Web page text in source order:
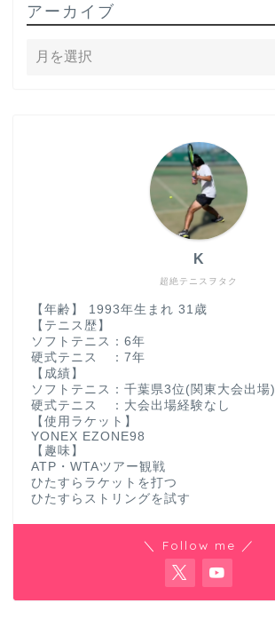
アーカイブ
超絶テニスヲタク
K
【年齢】 1993年生まれ 31歳
【テニス歴】
ソフトテニス：6年
硬式テニス ：7年
【成績】
ソフトテニス：千葉県3位(関東大会出場)
硬式テニス ：大会出場経験なし
【使用ラケット】
YONEX EZONE98
【趣味】
ATP・WTAツアー観戦
ひたすらラケットを打つ
ひたすらストリングを試す
＼ Follow me ／